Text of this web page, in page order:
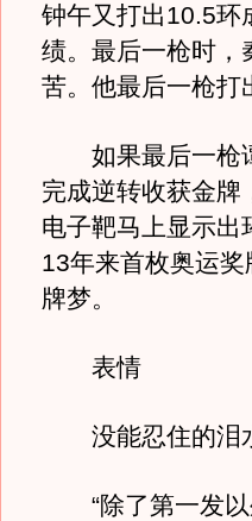
钟午又打出10.5环
绩。最后一枪时，
苦。他最后一枪打
如果最后一枪谭
完成逆转收获金牌
电子靶马上显示出
13年来首枚奥运
牌梦。
表情
没能忍住的泪
“除了第一发以